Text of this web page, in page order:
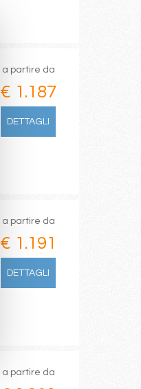
a partire da
€ 1.187
DETTAGLI
a partire da
€ 1.191
DETTAGLI
a partire da